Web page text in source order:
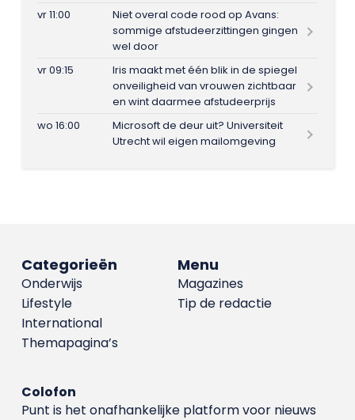
vr 11:00
Niet overal code rood op Avans:
sommige afstudeerzittingen gingen
wel door
vr 09:15
Iris maakt met één blik in de spiegel
onveiligheid van vrouwen zichtbaar
en wint daarmee afstudeerprijs
wo 16:00
Microsoft de deur uit? Universiteit
Utrecht wil eigen mailomgeving
Menu
Magazines
Tip de redactie
Categorieën
Onderwijs
Lifestyle
International
Themapagina’s
Colofon
Punt is het onafhankelijke platform voor nieuws